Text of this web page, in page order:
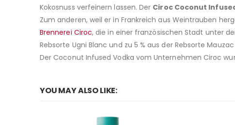
Kokosnuss verfeinern lassen. Der Ciroc Coconut
Zum anderen, weil er in Frankreich aus Weintrauben
Brennerei Ciroc, die in einer französischen Stadt unter
Rebsorte Ugni Blanc und zu 5 % aus der Rebsorte
Der Coconut Infused Vodka vom Unternehmen Ciroc
YOU MAY ALSO LIKE: